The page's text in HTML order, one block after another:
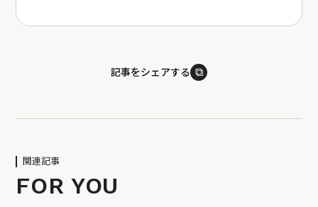
記事をシェアする ⧉
関連記事
FOR YOU